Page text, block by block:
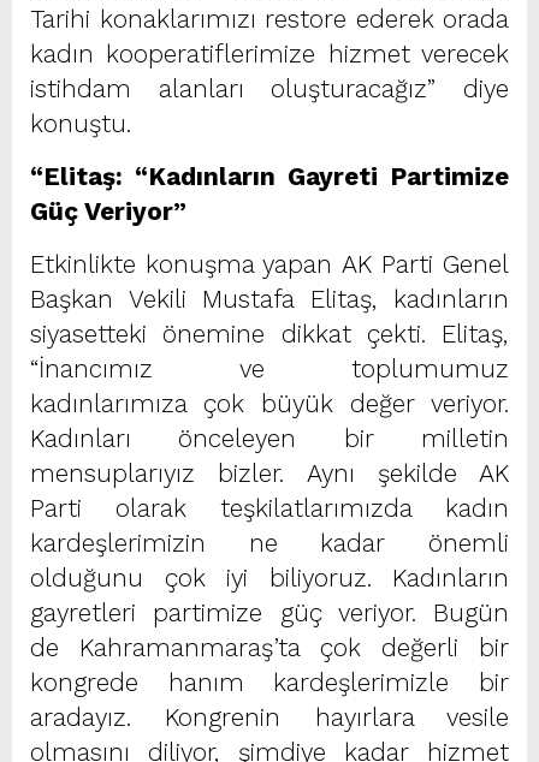
Tarihi konaklarımızı restore ederek orada
kadın kooperatiflerimize hizmet verecek
istihdam alanları oluşturacağız” diye
konuştu.
“Elitaş: “Kadınların Gayreti Partimize
Güç Veriyor”
Etkinlikte konuşma yapan AK Parti Genel
Başkan Vekili Mustafa Elitaş, kadınların
siyasetteki önemine dikkat çekti. Elitaş,
“İnancımız ve toplumumuz
kadınlarımıza çok büyük değer veriyor.
Kadınları önceleyen bir milletin
mensuplarıyız bizler. Aynı şekilde AK
Parti olarak teşkilatlarımızda kadın
kardeşlerimizin ne kadar önemli
olduğunu çok iyi biliyoruz. Kadınların
gayretleri partimize güç veriyor. Bugün
de Kahramanmaraş’ta çok değerli bir
kongrede hanım kardeşlerimizle bir
aradayız. Kongrenin hayırlara vesile
olmasını diliyor, şimdiye kadar hizmet